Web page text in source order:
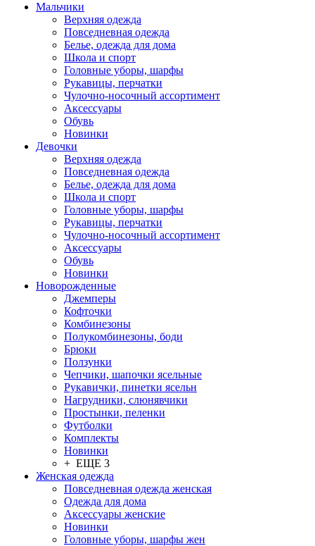
Мальчики
Верхняя одежда
Повседневная одежда
Белье, одежда для дома
Школа и спорт
Головные уборы, шарфы
Рукавицы, перчатки
Чулочно-носочный ассортимент
Аксессуары
Обувь
Новинки
Девочки
Верхняя одежда
Повседневная одежда
Белье, одежда для дома
Школа и спорт
Головные уборы, шарфы
Рукавицы, перчатки
Чулочно-носочный ассортимент
Аксессуары
Обувь
Новинки
Новорожденные
Джемперы
Кофточки
Комбинезоны
Полукомбинезоны, боди
Брюки
Ползунки
Чепчики, шапочки ясельные
Рукавички, пинетки ясельн
Нагрудники, слюнявчики
Простынки, пеленки
Футболки
Комплекты
Новинки
+ ЕЩЕ 3
Женская одежда
Повседневная одежда женская
Одежда для дома
Аксессуары женские
Новинки
Головные уборы, шарфы жен